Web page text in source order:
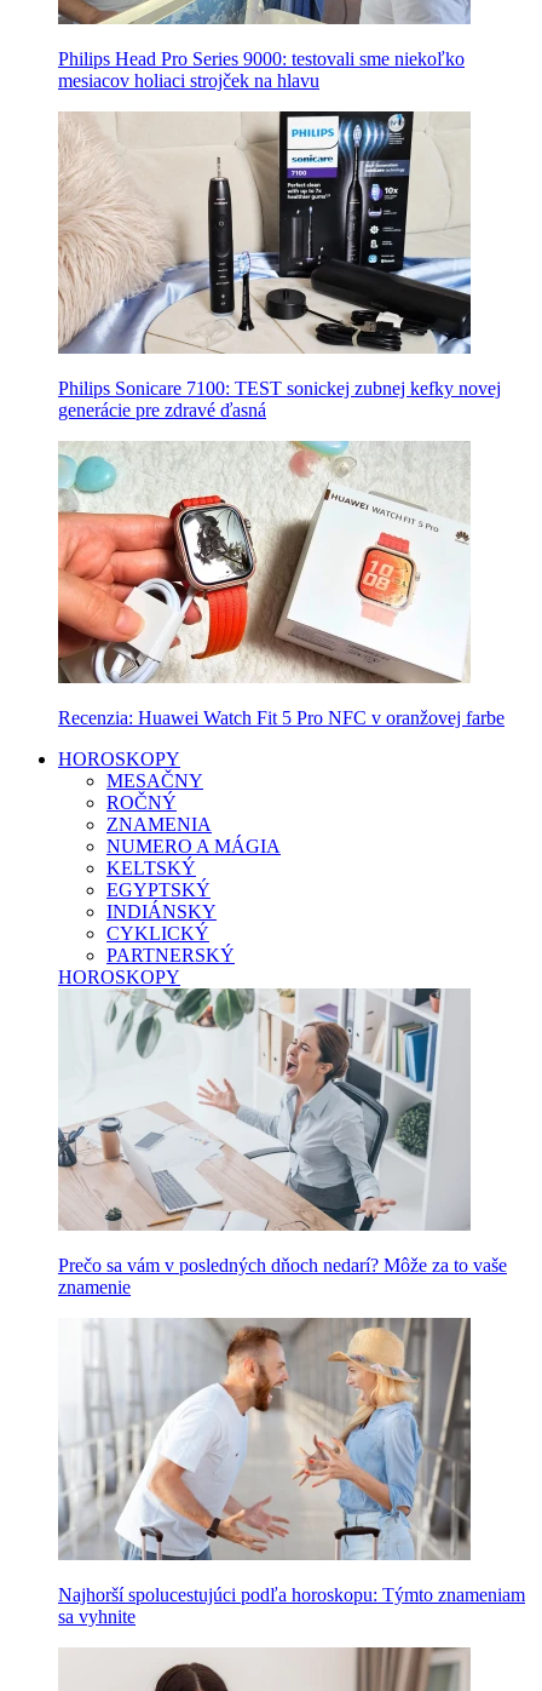
Philips Head Pro Series 9000: testovali sme niekoľko
mesiacov holiaci strojček na hlavu
Philips Sonicare 7100: TEST sonickej zubnej kefky novej
generácie pre zdravé ďasná
Recenzia: Huawei Watch Fit 5 Pro NFC v oranžovej farbe
HOROSKOPY
MESAČNY
ROČNÝ
ZNAMENIA
NUMERO A MÁGIA
KELTSKÝ
EGYPTSKÝ
INDIÁNSKY
CYKLICKÝ
PARTNERSKÝ
HOROSKOPY
Prečo sa vám v posledných dňoch nedarí? Môže za to vaše
znamenie
Najhorší spolucestujúci podľa horoskopu: Týmto znameniam
sa vyhnite